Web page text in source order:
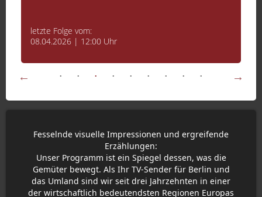
letzte Folge vom:
08.04.2026 | 12:00 Uhr
Fesselnde visuelle Impressionen und ergreifende
Erzählungen:
Unser Programm ist ein Spiegel dessen, was die
Gemüter bewegt. Als Ihr TV-Sender für Berlin und
das Umland sind wir seit drei Jahrzehnten in einer
der wirtschaftlich bedeutendsten Regionen Europas